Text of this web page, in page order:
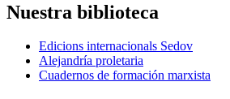
Nuestra biblioteca
Edicions internacionals Sedov
Alejandría proletaria
Cuadernos de formación marxista